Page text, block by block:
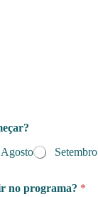
Agosto Setembro
no programa? *